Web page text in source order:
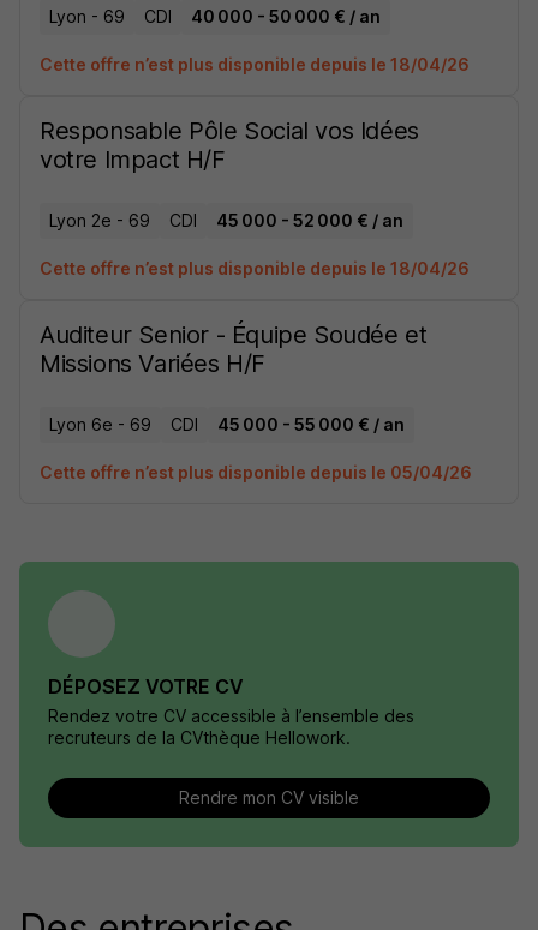
Lyon - 69 CDI 40 000 - 50 000 € / an
Cette offre n’est plus disponible depuis le 18/04/26
Responsable Pôle Social vos Idées
votre Impact H/F
Lyon 2e - 69 CDI 45 000 - 52 000 € / an
Cette offre n’est plus disponible depuis le 18/04/26
Auditeur Senior - Équipe Soudée et
Missions Variées H/F
Lyon 6e - 69 CDI 45 000 - 55 000 € / an
Cette offre n’est plus disponible depuis le 05/04/26
DÉPOSEZ VOTRE CV
Rendez votre CV accessible à l’ensemble des
recruteurs de la CVthèque Hellowork.
Rendre mon CV visible